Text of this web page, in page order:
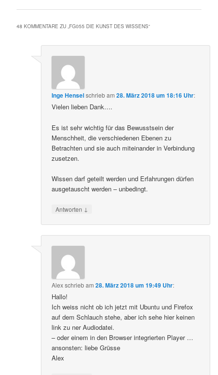
48 KOMMENTARE ZU „FG055 DIE KUNST DES WISSENS“
Inge Henselschriebam28. März 2018 um 18:16 Uhr:
Vielen lieben Dank….
Es ist sehr wichtig für das Bewusstsein der
Menschheit, die verschiedenen Ebenen zu
Betrachten und sie auch miteinander in Verbindung
zusetzen.
Wissen darf geteilt werden und Erfahrungen dürfen
ausgetauscht werden – unbedingt.
Antworten ↓
Alexschriebam28. März 2018 um 19:49 Uhr:
Hallo!
Ich weiss nicht ob ich jetzt mit Ubuntu und Firefox
auf dem Schlauch stehe, aber ich sehe hier keinen
link zu ner Audiodatei.
– oder einem in den Browser integrierten Player …
ansonsten: liebe Grüsse
Alex